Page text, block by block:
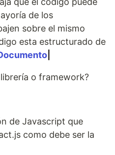
de los
sobre el mismo
esta estructurado de
o framework?
de Javascript que
como debe ser la